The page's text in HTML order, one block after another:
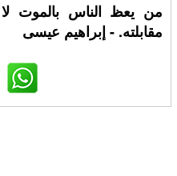
من يعظ الناس بالموت
مقابلته. - إبراهيم عيسى